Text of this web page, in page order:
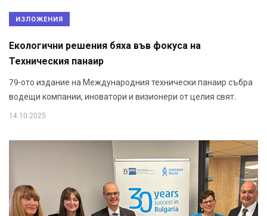
ИЗЛОЖЕНИЯ
Екологични решения бяха във фокуса на
Техническия панаир
79-ото издание на Международния технически панаир събра
водещи компании, иноватори и визионери от целия свят.
14.10.2025